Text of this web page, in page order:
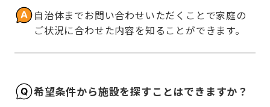
自治体までお問い合わせいただくことで家庭の
ご状況に合わせた内容を知ることができます。
希望条件から施設を探すことはできますか？